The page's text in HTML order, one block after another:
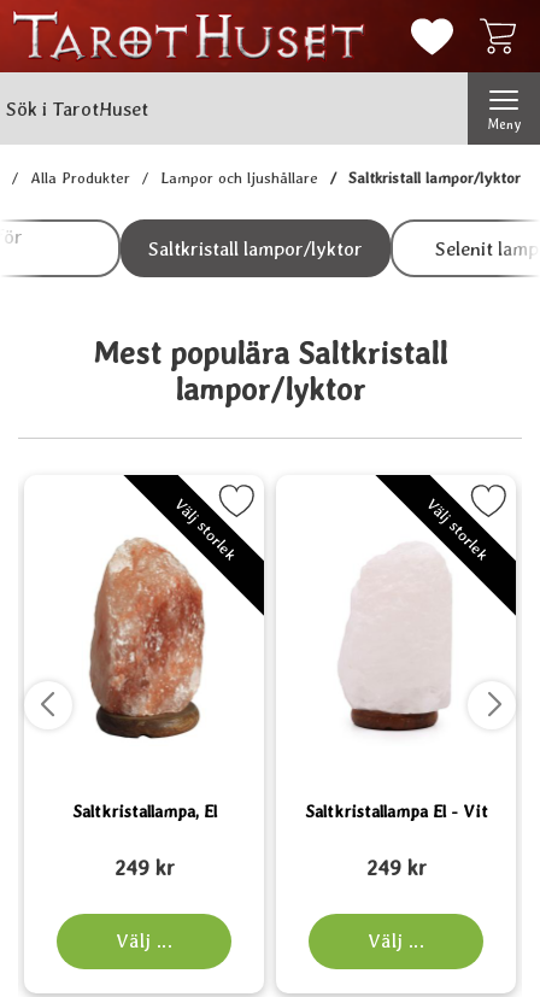
Mina
Meny
Alla Produkter Lampor och ljushållare Saltkristall lampor/lyktor
Hoppa
till
Underkategorier
Saltkristall lampor/lyktor Selenit
Mest populära Saltkristall
lampor/lyktor
med stenar som favorit
Välj storlek
Saltkristallampa, El
Art. nr 1214249 kr
Välj ...
Markera Saltkristallampa, El som favorit Välj storlek
Saltkristallampa El - Vit
Art. nr 6185249 kr
Välj ...
Markera Saltkristallampa